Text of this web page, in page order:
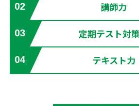
02 講師力
03 定期テスト対
04 テキスト力